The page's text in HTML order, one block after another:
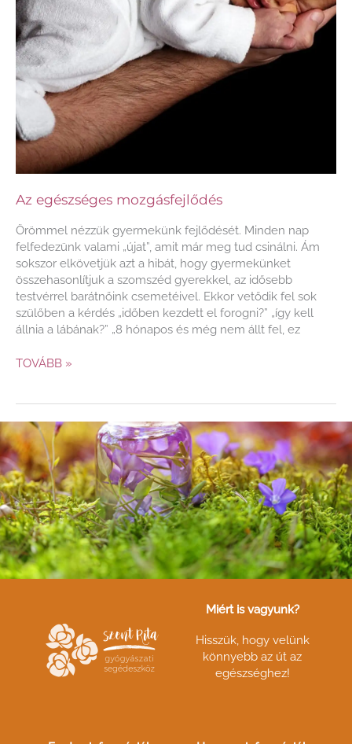
Az egészséges mozgásfejlődés
Örömmel nézzük gyermekünk fejlődését. Minden nap
felfedezünk valami „újat”, amit már meg tud csinálni. Ám
sokszor elkövetjük azt a hibát, hogy gyermekünket
összehasonlítjuk a szomszéd gyerekkel, az idősebb
testvérrel barátnőink csemetéivel. Ekkor vetődik fel sok
szülőben a kérdés „időben kezdett el forogni?” „így kell
állnia a lábának?” „8 hónapos és még nem állt fel, ez
TOVÁBB »
Miért is vagyunk?
Hisszük, hogy velünk
könnyebb az út az
egészséghez!